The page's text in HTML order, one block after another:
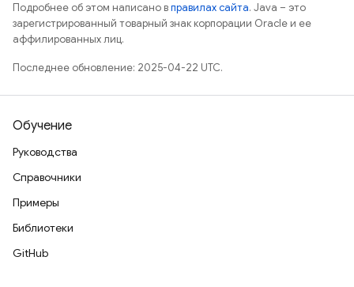
Подробнее об этом написано вправилах сайта. Java – это
зарегистрированный товарный знак корпорации Oracle и ее
аффилированных лиц.
Последнее обновление: 2025-04-22 UTC.
Обучение
Руководства
Справочники
Примеры
Библиотеки
GitHub